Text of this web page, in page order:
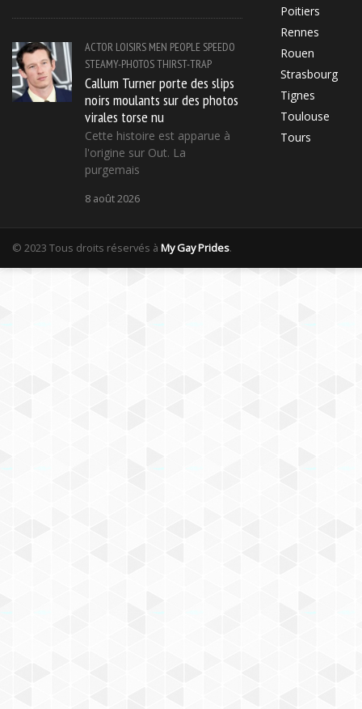
ACTOR LOISIRS MEN PEOPLE SPEEDO
STEAMY-PHOTOSTHIRST-TRAP
Callum Turner porte des slips
noirs moulants sur des photos
virales torse nu
Cette histoire est apparue à
l'origine sur Out. La
purgemais
8 août 2026
Poitiers
Rennes
Rouen
Strasbourg
Tignes
Toulouse
Tours
© 2023 Tous droits réservés à My Gay Prides.